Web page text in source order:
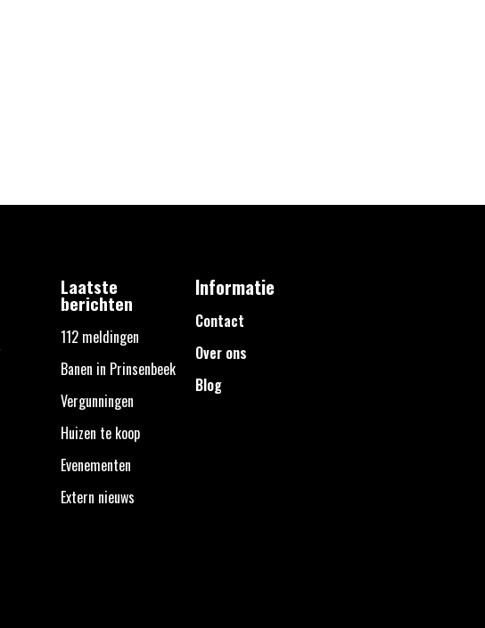
Laatste
berichten
112 meldingen
Banen in Prinsenbeek
Vergunningen
Huizen te koop
Evenementen
Extern nieuws
Informatie
Contact
Over ons
Blog